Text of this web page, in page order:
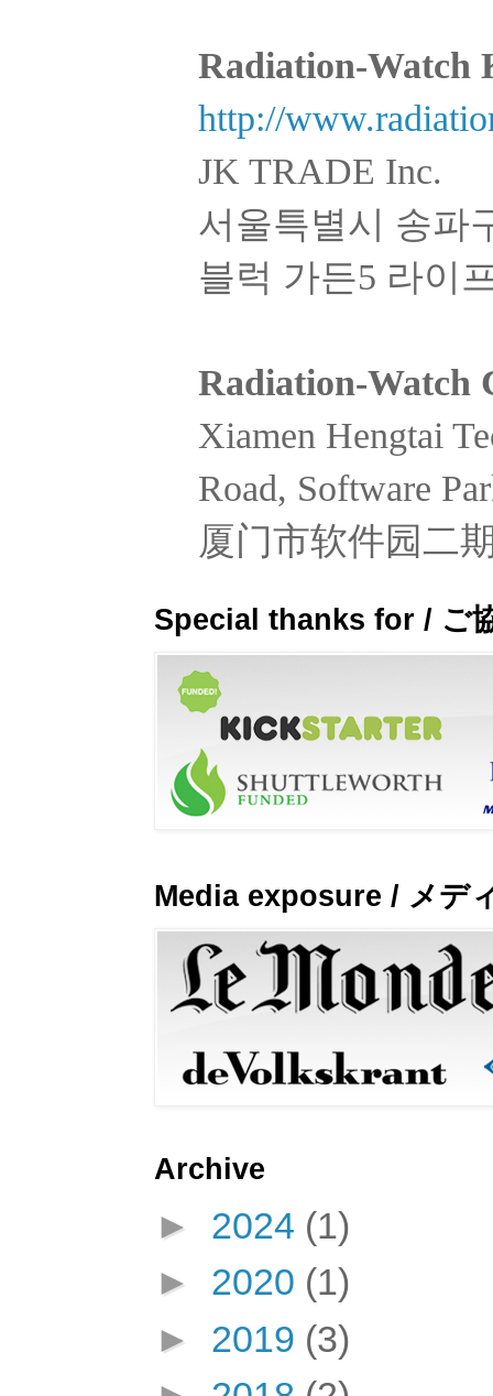
Radiation-Watch
http://
JK TRADE Inc.
서울특별시 송파
블럭 가든5 라이
Radiation-Watch
Xiamen Hengtai
Road, Software
厦门市软件园二
Special thanks for / ご
Media exposure / メデ
Archive
► 2024 (1)
► 2020 (1)
► 2019 (3)